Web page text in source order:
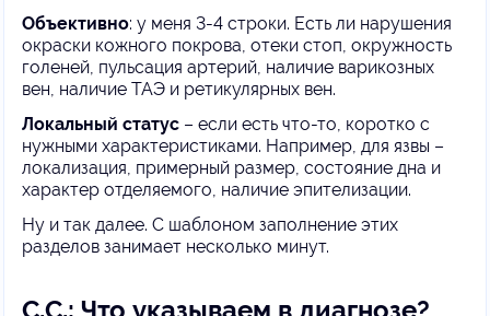
Объективно: у меня 3-4 строки. Есть ли нарушения
окраски кожного покрова, отеки стоп, окружность
голеней, пульсация артерий, наличие варикозных
вен, наличие ТАЭ и ретикулярных вен.
Локальный статус – если есть что-то, коротко с
нужными характеристиками. Например, для язвы –
локализация, примерный размер, состояние дна и
характер отделяемого, наличие эпителизации.
Ну и так далее. С шаблоном заполнение этих
разделов занимает несколько минут.